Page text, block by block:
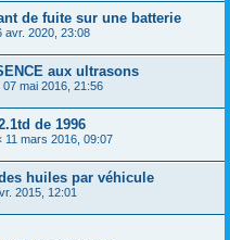
de fuite sur une batterie
avr. 2020, 23:08
aux ultrasons
07 mai 2016, 21:56
de 1996
11 mars 2016, 09:07
huiles par véhicule
2015, 12:01